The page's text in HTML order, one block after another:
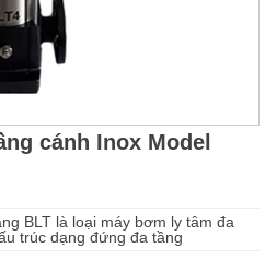
cánh Inox Model
BLT là loại máy bơm ly tâm đa
trúc dạng đứng đa tầng